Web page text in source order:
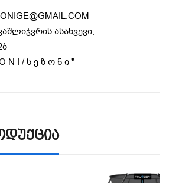
ასახვევი,
N I / ს ე ზ ო ნ ი "